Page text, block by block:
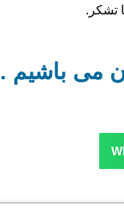
تشکر.
می باشیم .